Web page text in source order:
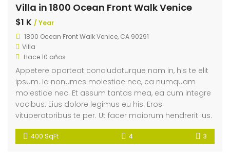
Villa in 1800 Ocean Front Walk Venice
$1 K / Year
1800 Ocean Front Walk Venice, CA 90291
Villa
Hace 10 años
Appetere oporteat concludaturque nam in, his te elit
ipsum. Id nonumes molestiae nec, ea numquam
molestiae nec. Et assum tantas mea, ea cum integre
vocibus. Eius dolore legimus eu his. Eros
vituperatoribus te per. Ut facer maiorum hendrerit ius.
400 SqFt 4 3